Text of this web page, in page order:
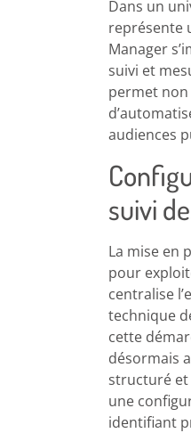
Dans un
représente
Manager
suivi et
permet non
audiences
suivi
La mise en
pour
centralise
technique
cette
désormais
structuré
une
identifiant